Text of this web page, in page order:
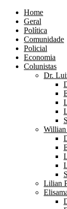
Home
Geral
Política
Comunidade
Policial
Economia
Colunistas
Dr.
Willian
Lilian